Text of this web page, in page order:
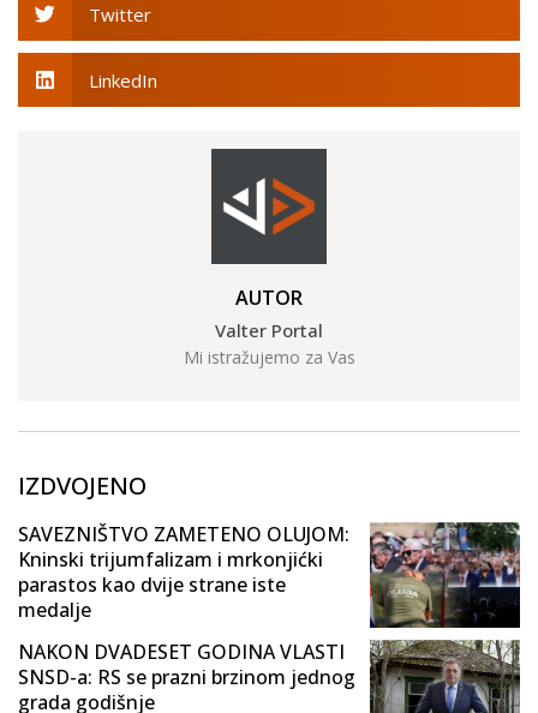
Twitter
LinkedIn
AUTOR
Valter Portal
Mi istražujemo za Vas
IZDVOJENO
SAVEZNIŠTVO ZAMETENO OLUJOM:
Kninski trijumfalizam i mrkonjićki
parastos kao dvije strane iste
medalje
NAKON DVADESET GODINA VLASTI
SNSD-a: RS se prazni brzinom jednog
grada godišnje